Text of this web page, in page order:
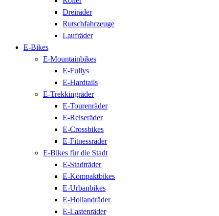
Dreiräder
Rutschfahrzeuge
Laufräder
E-Bikes
E-Mountainbikes
E-Fullys
E-Hardtails
E-Trekkingräder
E-Tourenräder
E-Reiseräder
E-Crossbikes
E-Fitnessräder
E-Bikes für die Stadt
E-Stadträder
E-Kompaktbikes
E-Urbanbikes
E-Hollandräder
E-Lastenräder